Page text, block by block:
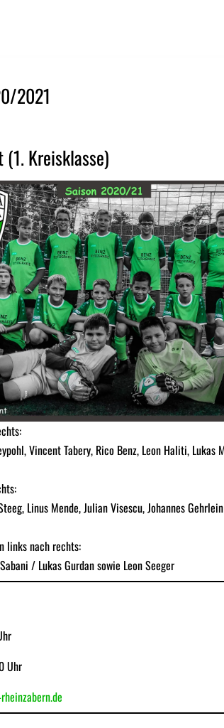
2021
Kreisklasse)
Vincent Tabery, Rico Benz, Leon Haliti, Lukas
Linus Mende, Julian Visescu, Johannes
links nach rechts:
/ Lukas Gurdan sowie Leon Seeger
Uhr